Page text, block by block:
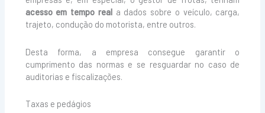
acesso em tempo reala dados sobre o veículo, carga,
trajeto, condução do motorista, entre outros.
Desta forma, a empresa consegue garantir o
cumprimento das normas e se resguardar no caso de
auditorias e fiscalizações.
Taxas e pedágios